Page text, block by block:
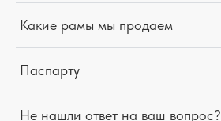
Какие рамы мы продаем
Паспарту
Не нашли ответ на ваш вопрос?